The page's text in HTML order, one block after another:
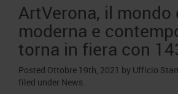
Bilanci Societari
ArtVerona, il mondo
moderna e
torna in fiera con
Posted Ottobre 19th, 2021 by Ufficio
filed under News.